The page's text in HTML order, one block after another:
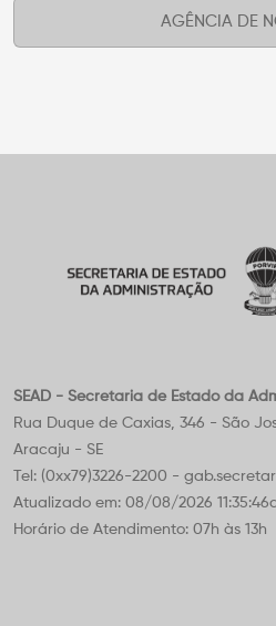
AGÊNCIA DE
SEAD - Secretaria de Estado da
Rua Duque de Caxias, 346 - São
Aracaju - SE
Tel: (0xx79)3226-2200 -
Atualizado em: 08/08/2026
Horário de Atendimento: 07h às 13h